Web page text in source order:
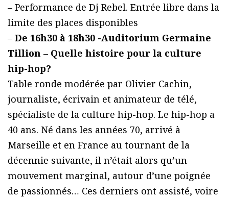
– Performance de Dj Rebel. Entrée libre dans la
limite des places disponibles
– De 16h30 à 18h30 -Auditorium Germaine
Tillion – Quelle histoire pour la culture
hip-hop?
Table ronde modérée par Olivier Cachin,
journaliste, écrivain et animateur de télé,
spécialiste de la culture hip-hop. Le hip-hop a
40 ans. Né dans les années 70, arrivé à
Marseille et en France au tournant de la
décennie suivante, il n’était alors qu’un
mouvement marginal, autour d’une poignée
de passionnés… Ces derniers ont assisté, voire